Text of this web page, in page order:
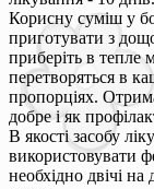
Корисну суміш у
приготувати з
приберіть в тепле
перетворяться в
пропорціях.
добре і як
В якості засобу
використовувати
необхідно двічі